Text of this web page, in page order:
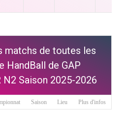
matchs de toutes les
HandBall de GAP
N2 Saison 2025-2026
Saison Lieu Plus d'infos